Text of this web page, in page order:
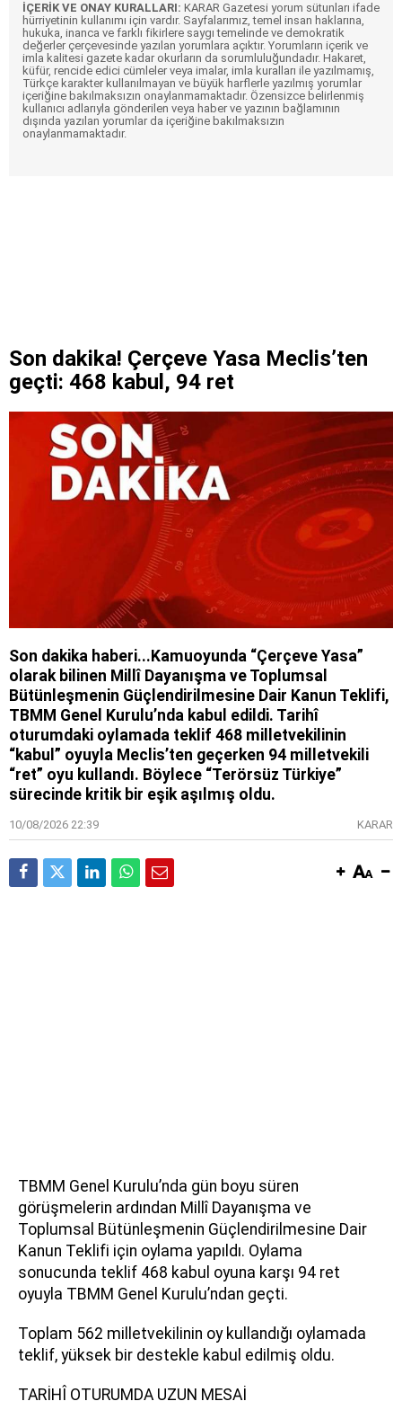
İÇERİK VE ONAY KURALLARI: KARAR Gazetesi yorum sütunları ifade
hürriyetinin kullanımı için vardır. Sayfalarımız, temel insan haklarına,
hukuka, inanca ve farklı fikirlere saygı temelinde ve demokratik
değerler çerçevesinde yazılan yorumlara açıktır. Yorumların içerik ve
imla kalitesi gazete kadar okurların da sorumluluğundadır. Hakaret,
küfür, rencide edici cümleler veya imalar, imla kuralları ile yazılmamış,
Türkçe karakter kullanılmayan ve büyük harflerle yazılmış yorumlar
içeriğine bakılmaksızın onaylanmamaktadır. Özensizce belirlenmiş
kullanıcı adlarıyla gönderilen veya haber ve yazının bağlamının
dışında yazılan yorumlar da içeriğine bakılmaksızın
onaylanmamaktadır.
Son dakika! Çerçeve Yasa Meclis’ten
geçti: 468 kabul, 94 ret
Son dakika haberi...Kamuoyunda “Çerçeve Yasa”
olarak bilinen Millî Dayanışma ve Toplumsal
Bütünleşmenin Güçlendirilmesine Dair Kanun Teklifi,
TBMM Genel Kurulu’nda kabul edildi. Tarihî
oturumdaki oylamada teklif 468 milletvekilinin
“kabul” oyuyla Meclis’ten geçerken 94 milletvekili
“ret” oyu kullandı. Böylece “Terörsüz Türkiye”
sürecinde kritik bir eşik aşılmış oldu.
10/08/2026 22:39 KARAR
TBMM Genel Kurulu’nda gün boyu süren
görüşmelerin ardından Millî Dayanışma ve
Toplumsal Bütünleşmenin Güçlendirilmesine Dair
Kanun Teklifi için oylama yapıldı. Oylama
sonucunda teklif 468 kabul oyuna karşı 94 ret
oyuyla TBMM Genel Kurulu’ndan geçti.
Toplam 562 milletvekilinin oy kullandığı oylamada
teklif, yüksek bir destekle kabul edilmiş oldu.
TARİHÎ OTURUMDA UZUN MESAİ